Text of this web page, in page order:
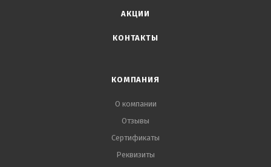
АКЦИИ
КОНТАКТЫ
КОМПАНИЯ
О компании
Отзывы
Сертификаты
Реквизиты